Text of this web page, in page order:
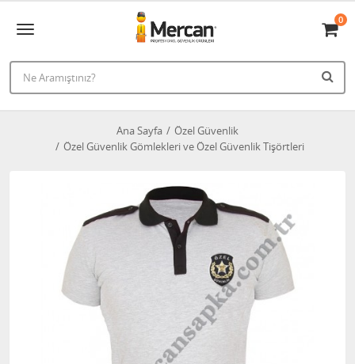
0
Ana Sayfa
Özel Güvenlik
Özel Güvenlik Gömlekleri ve Özel Güvenlik Tişörtleri